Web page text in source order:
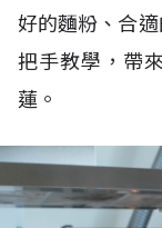
好的麵粉、合
把手教學，帶
蓮。